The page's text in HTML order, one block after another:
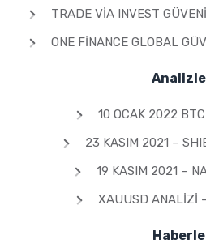
TRADE VIA INVEST GÜVENILIR MI?
ONE FINANCE GLOBAL GÜVENILIR MI?
10 OCAK 2022
23 KASIM 2021 –
19 KASIM 2021 –
XAUUSD ANALIZI